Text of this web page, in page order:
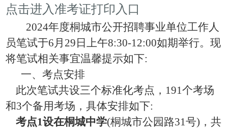
点击进入准考证打印入口
2024年度桐城市公开招聘事业单位工作人
员笔试于6月 29 日上午8:30-12:00如期举行。现
将笔试相关事宜温馨提示如下:
一、考点安排
此次笔试共设三个标准化考点， 191个考场
和3个备用考场，具体安排如下:
考点1设在桐城中学(桐城市公园路31号) ，共